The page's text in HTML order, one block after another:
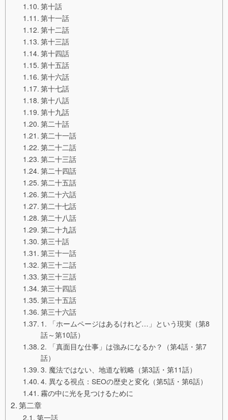
第十話
第十一話
第十二話
第十三話
第十四話
第十五話
第十六話
第十七話
第十八話
第十九話
第二十話
第二十一話
第二十二話
第二十三話
第二十四話
第二十五話
第二十六話
第二十七話
第二十八話
第二十九話
第三十話
第三十一話
第三十二話
第三十三話
第三十四話
第三十五話
第三十六話
1. 「ホームページはあるけれど…」という現実（第8
話～第10話）
2. 「真面目な仕事」は強みになるか？（第4話・第7
話）
3. 魔法ではない、地道な戦略（第3話・第11話）
4. 異なる視点：SEOの歴史と変化（第5話・第6話）
霧の中に光を見つけるために
第二章
第一話